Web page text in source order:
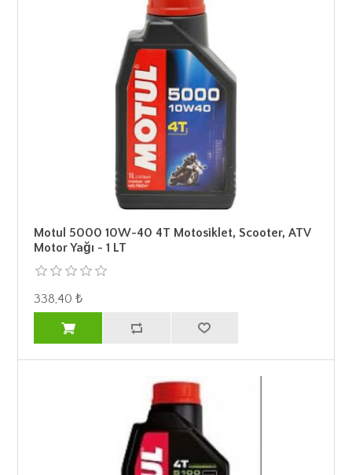
Motul 5000 10W-40 4T Motosiklet, Scooter, ATV
Motor Yağı - 1 LT
338,40 ₺